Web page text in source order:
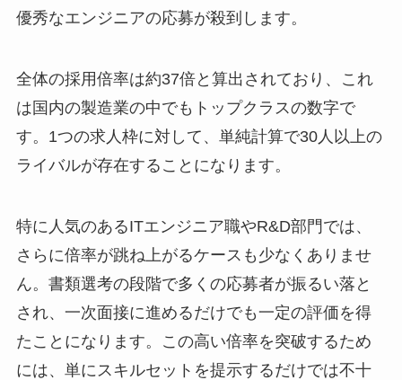
優秀なエンジニアの応募が殺到します。
全体の採用倍率は約37倍と算出されており、これ
は国内の製造業の中でもトップクラスの数字で
す。1つの求人枠に対して、単純計算で30人以上の
ライバルが存在することになります。
特に人気のあるITエンジニア職やR&D部門では、
さらに倍率が跳ね上がるケースも少なくありませ
ん。書類選考の段階で多くの応募者が振るい落と
され、一次面接に進めるだけでも一定の評価を得
たことになります。この高い倍率を突破するため
には、単にスキルセットを提示するだけでは不十